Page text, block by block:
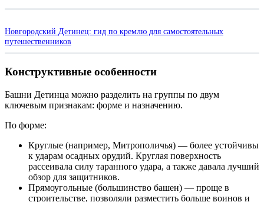
Новгородский Детинец: гид по кремлю для самостоятельных
путешественников
Конструктивные особенности
Башни Детинца можно разделить на группы по двум
ключевым признакам: форме и назначению.
По форме:
Круглые (например, Митрополичья) — более устойчивы
к ударам осадных орудий. Круглая поверхность
рассеивала силу таранного удара, а также давала лучший
обзор для защитников.
Прямоугольные (большинство башен) — проще в
строительстве, позволяли разместить больше воинов и